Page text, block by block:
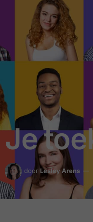
Je
door Lesley Arens